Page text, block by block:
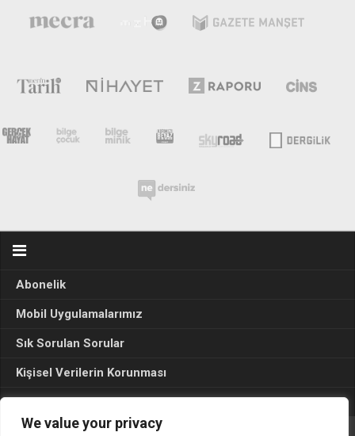
We value your privacy
Abonelik
Mobil Uygulamalarımız
Sık Sorulan Sorular
Kişisel Verilerin Korunması
Seçim Sonuçları 2024